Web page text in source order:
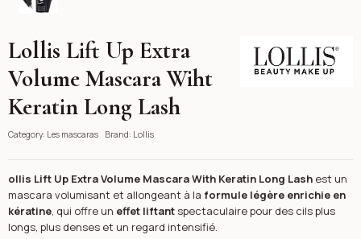
Lollis
Lollis Lift Up Extra
Volume Mascara Wiht
Keratin Long Lash
Category: Les mascaras Brand: Lollis
ollis Lift Up Extra Volume Mascara With Keratin Long Lashest un
mascara volumisant et allongeant à la formule légère enrichie en
kératine, qui offre un effet liftantspectaculaire pour des cils plus
longs, plus denses et un regard intensifié.